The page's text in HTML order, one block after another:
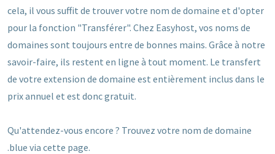
cela, il vous suffit de trouver votre nom de domaine et d'opter
pour la fonction "Transférer". Chez Easyhost, vos noms de
domaines sont toujours entre de bonnes mains. Grâce à notre
savoir-faire, ils restent en ligne à tout moment. Le transfert
de votre extension de domaine est entièrement inclus dans le
prix annuel et est donc gratuit.
Qu'attendez-vous encore ? Trouvez votre nom de domaine
.blue via cette page.